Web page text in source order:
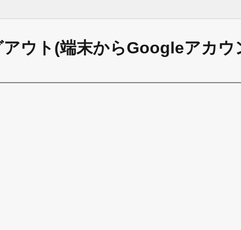
ウト(端末からGoogleアカウ